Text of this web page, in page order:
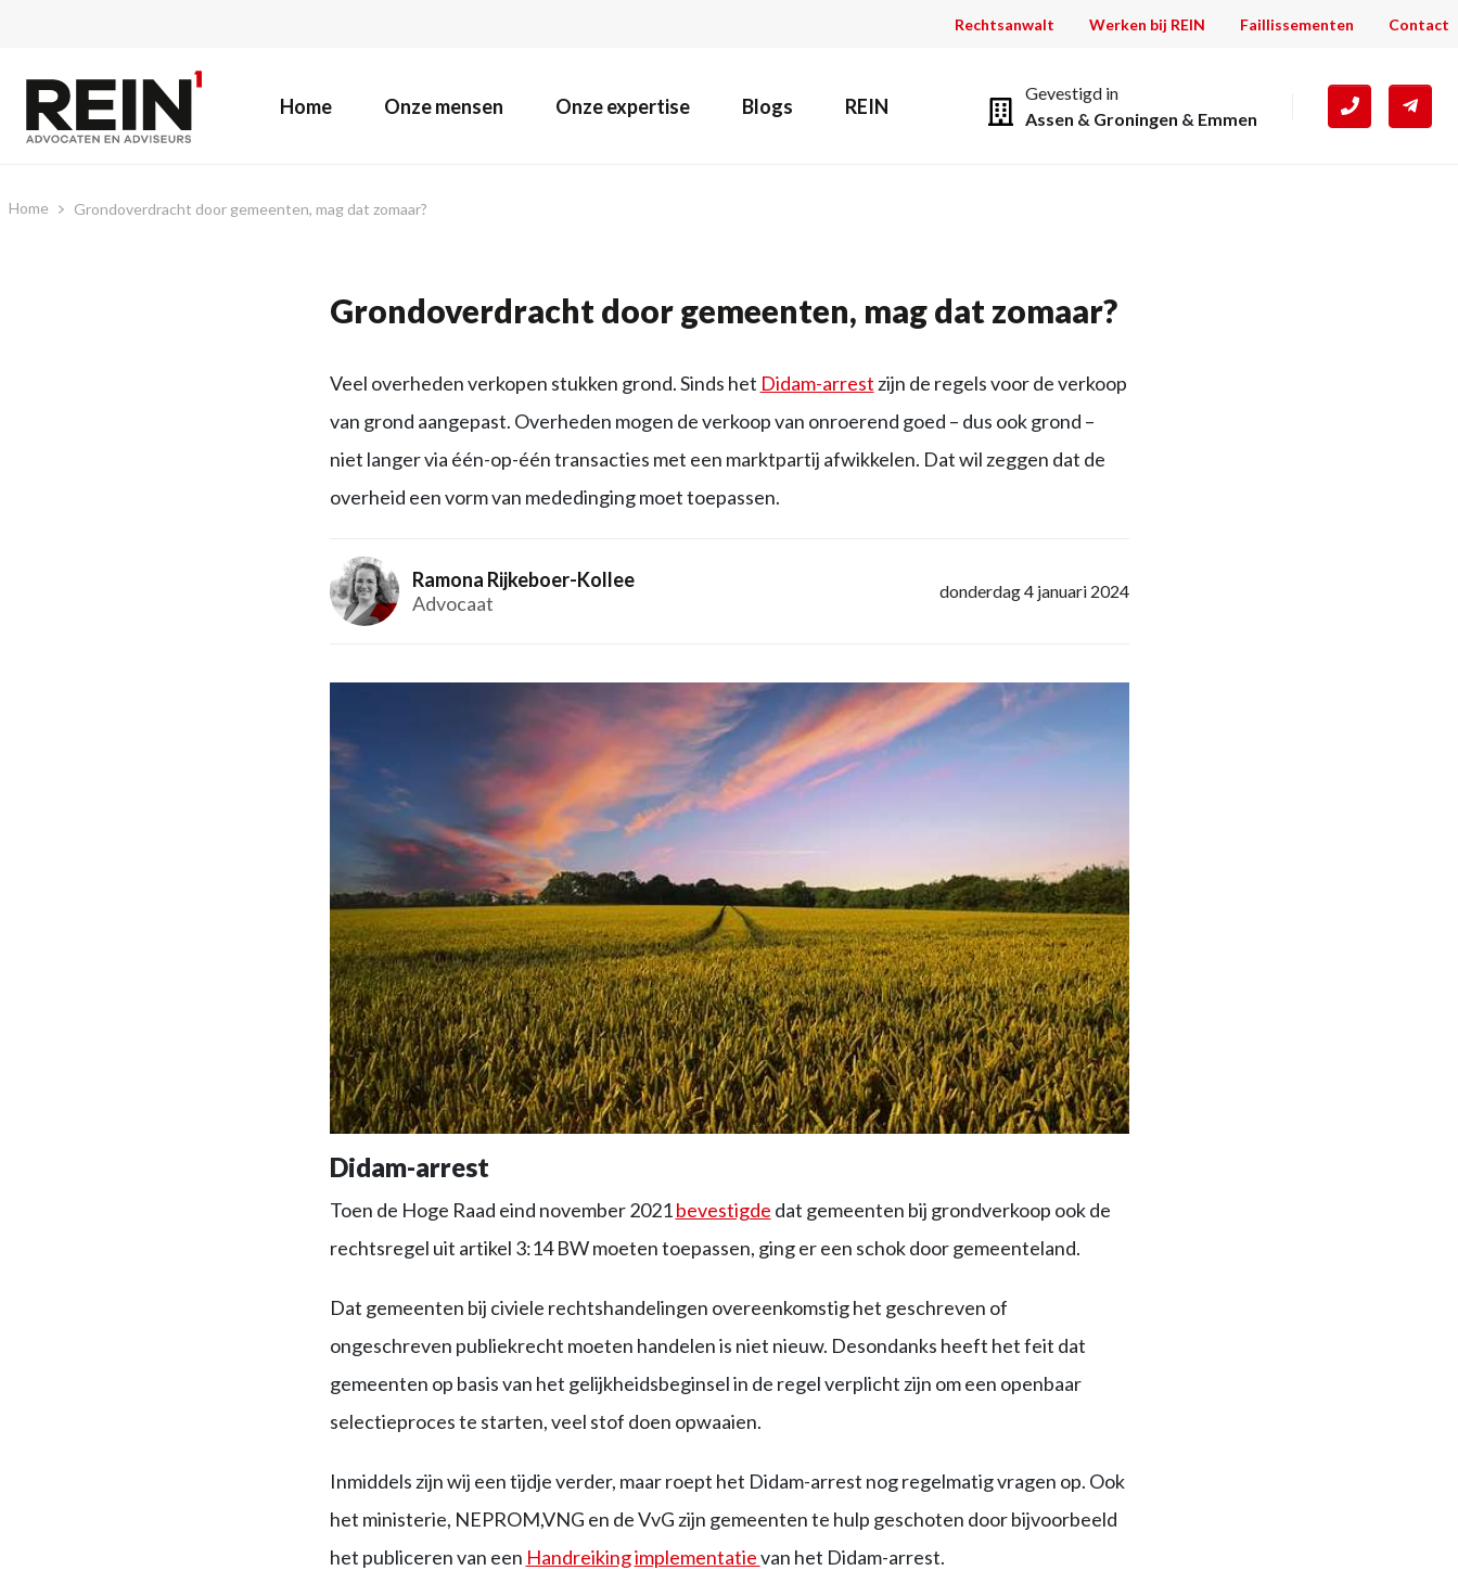
Rechtsanwalt Werken bij REIN Faillissementen Contact
Home Onze mensen Onze expertise Blogs REIN
Gevestigd in
Assen & Groningen & Emmen
Home Grondoverdracht door gemeenten, mag dat zomaar?
Grondoverdracht door gemeenten, mag dat zomaar?
Veel overheden verkopen stukken grond. Sinds het Didam-arrest zijn de regels voor de verkoop
van grond aangepast. Overheden mogen de verkoop van onroerend goed – dus ook grond –
niet langer via één-op-één transacties met een marktpartij afwikkelen. Dat wil zeggen dat de
overheid een vorm van mededinging moet toepassen.
Ramona Rijkeboer-Kollee
Advocaat
donderdag 4 januari 2024
Didam-arrest
Toen de Hoge Raad eind november 2021bevestigde dat gemeenten bij grondverkoop ook de
rechtsregel uit artikel 3:14 BW moeten toepassen, ging er een schok door gemeenteland.
Dat gemeenten bij civiele rechtshandelingen overeenkomstig het geschreven of
ongeschreven publiekrecht moeten handelen is niet nieuw. Desondanks heeft het feit dat
gemeenten op basis van het gelijkheidsbeginsel in de regel verplicht zijn om een openbaar
selectieproces te starten, veel stof doen opwaaien.
Inmiddels zijn wij een tijdje verder, maar roept het Didam-arrest nog regelmatig vragen op. Ook
het ministerie, NEPROM,VNG en de VvG zijn gemeenten te hulp geschoten door bijvoorbeeld
het publiceren van een Handreikingimplementatievan het Didam-arrest.